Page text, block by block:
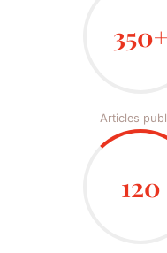
350+
Articles
120